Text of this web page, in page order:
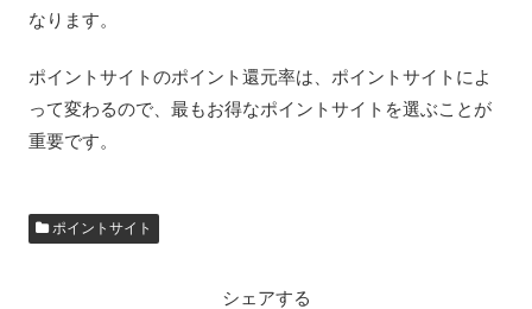
なります。
ポイントサイトのポイント還元率は、ポイントサイトによ
って変わるので、最もお得なポイントサイトを選ぶことが
重要です。
ポイントサイト
シェアする